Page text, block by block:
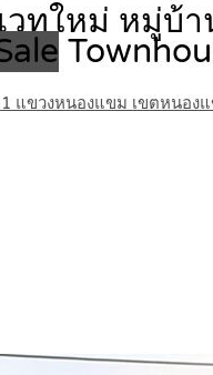
ทใหม่ หมู่บ้
แขวงหนองแขม เขตหนอง